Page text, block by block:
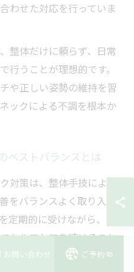
わせた対応を行っていま
整体だけに頼らず、日常
行うことが理想的です。
や正しい姿勢の維持を習
ックによる不調を根本か
ベストバランスとは
対策は、整体手技による
をバランスよく取り入れ
定期的に受けながら、ご
セルフケアを続けること
持しやすくなります。
お問い合わせ ご予約